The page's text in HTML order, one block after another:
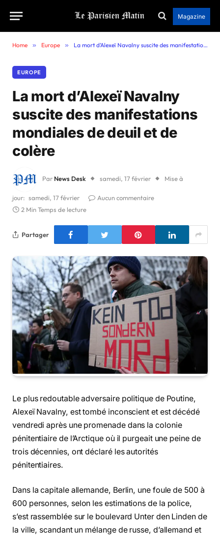
Magazine
Home » Europe » La mort d’Alexeï Navalny suscite des manifestations mondiales de deuil et de colère
EUROPE
La mort d’Alexeï Navalny
suscite des manifestations
mondiales de deuil et de
colère
Par News Desk samedi, 17 février Mise à
jour: samedi, 17 février
Aucun commentaire
2 Min Temps de lecture
Partager
Le plus redoutable adversaire politique de Poutine,
Alexeï Navalny, est tombé inconscient et est décédé
vendredi après une promenade dans la colonie
pénitentiaire de l’Arctique où il purgeait une peine de
trois décennies, ont déclaré les autorités
pénitentiaires.
Dans la capitale allemande, Berlin, une foule de 500 à
600 personnes, selon les estimations de la police,
s’est rassemblée sur le boulevard Unter den Linden de
la ville, scandant un mélange de russe, d’allemand et